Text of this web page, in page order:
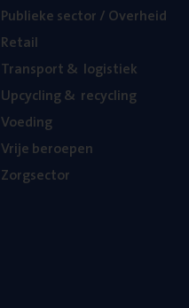
Publie­ke sec­tor / Overheid
Retail
Trans­port& logistiek
Upcy­cling& recycling
Voe­ding
Vrije beroe­pen
Zorg­sec­tor